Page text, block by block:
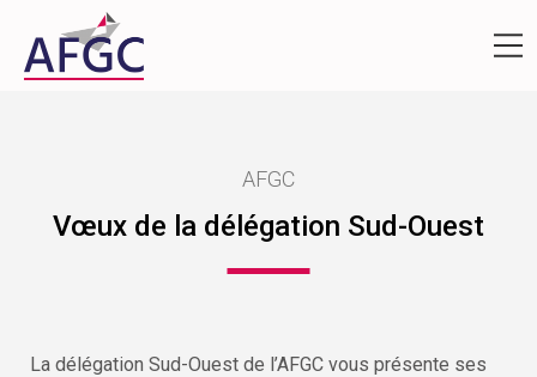
AFGC
Vœux de la délégation Sud-Ouest
La délégation Sud-Ouest de l’AFGC vous présente ses